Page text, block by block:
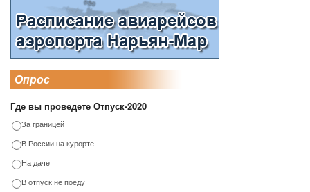
Опрос
Где вы проведете Отпуск-2020
За границей
В России на курорте
На даче
В отпуск не поеду